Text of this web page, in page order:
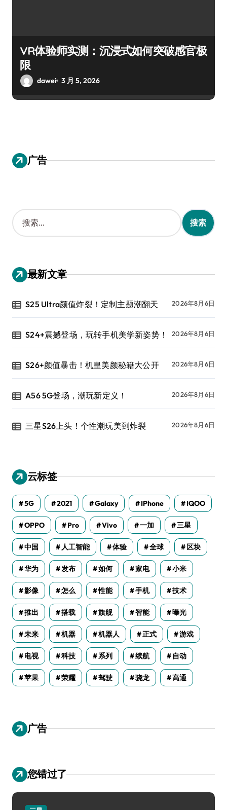
VR体验师实测：沉浸式如何突破感官极
限
dawei 3 月 5, 2026
广告
搜
索
：
最新文章
S25 Ultra颜值炸裂！定制主题潮翻天 2026年8月6日
S24+震撼登场，玩转手机美学新姿势！ 2026年8月6日
S26+颜值暴击！机皇美颜秘籍大公开 2026年8月6日
A56 5G登场，潮玩新定义！ 2026年8月6日
三星S26上头！个性潮玩美到炸裂 2026年8月6日
云标签
5G 2021 Galaxy IPhone IQOO
OPPO Pro Vivo 一加 三星
中国 人工智能 体验 全球 区块
华为 发布 如何 家电 小米
影像 怎么 性能 手机 技术
推出 搭载 旗舰 智能 曝光
未来 机器 机器人 正式 游戏
电视 科技 系列 续航 自动
苹果 荣耀 驾驶 骁龙 高通
广告
您错过了